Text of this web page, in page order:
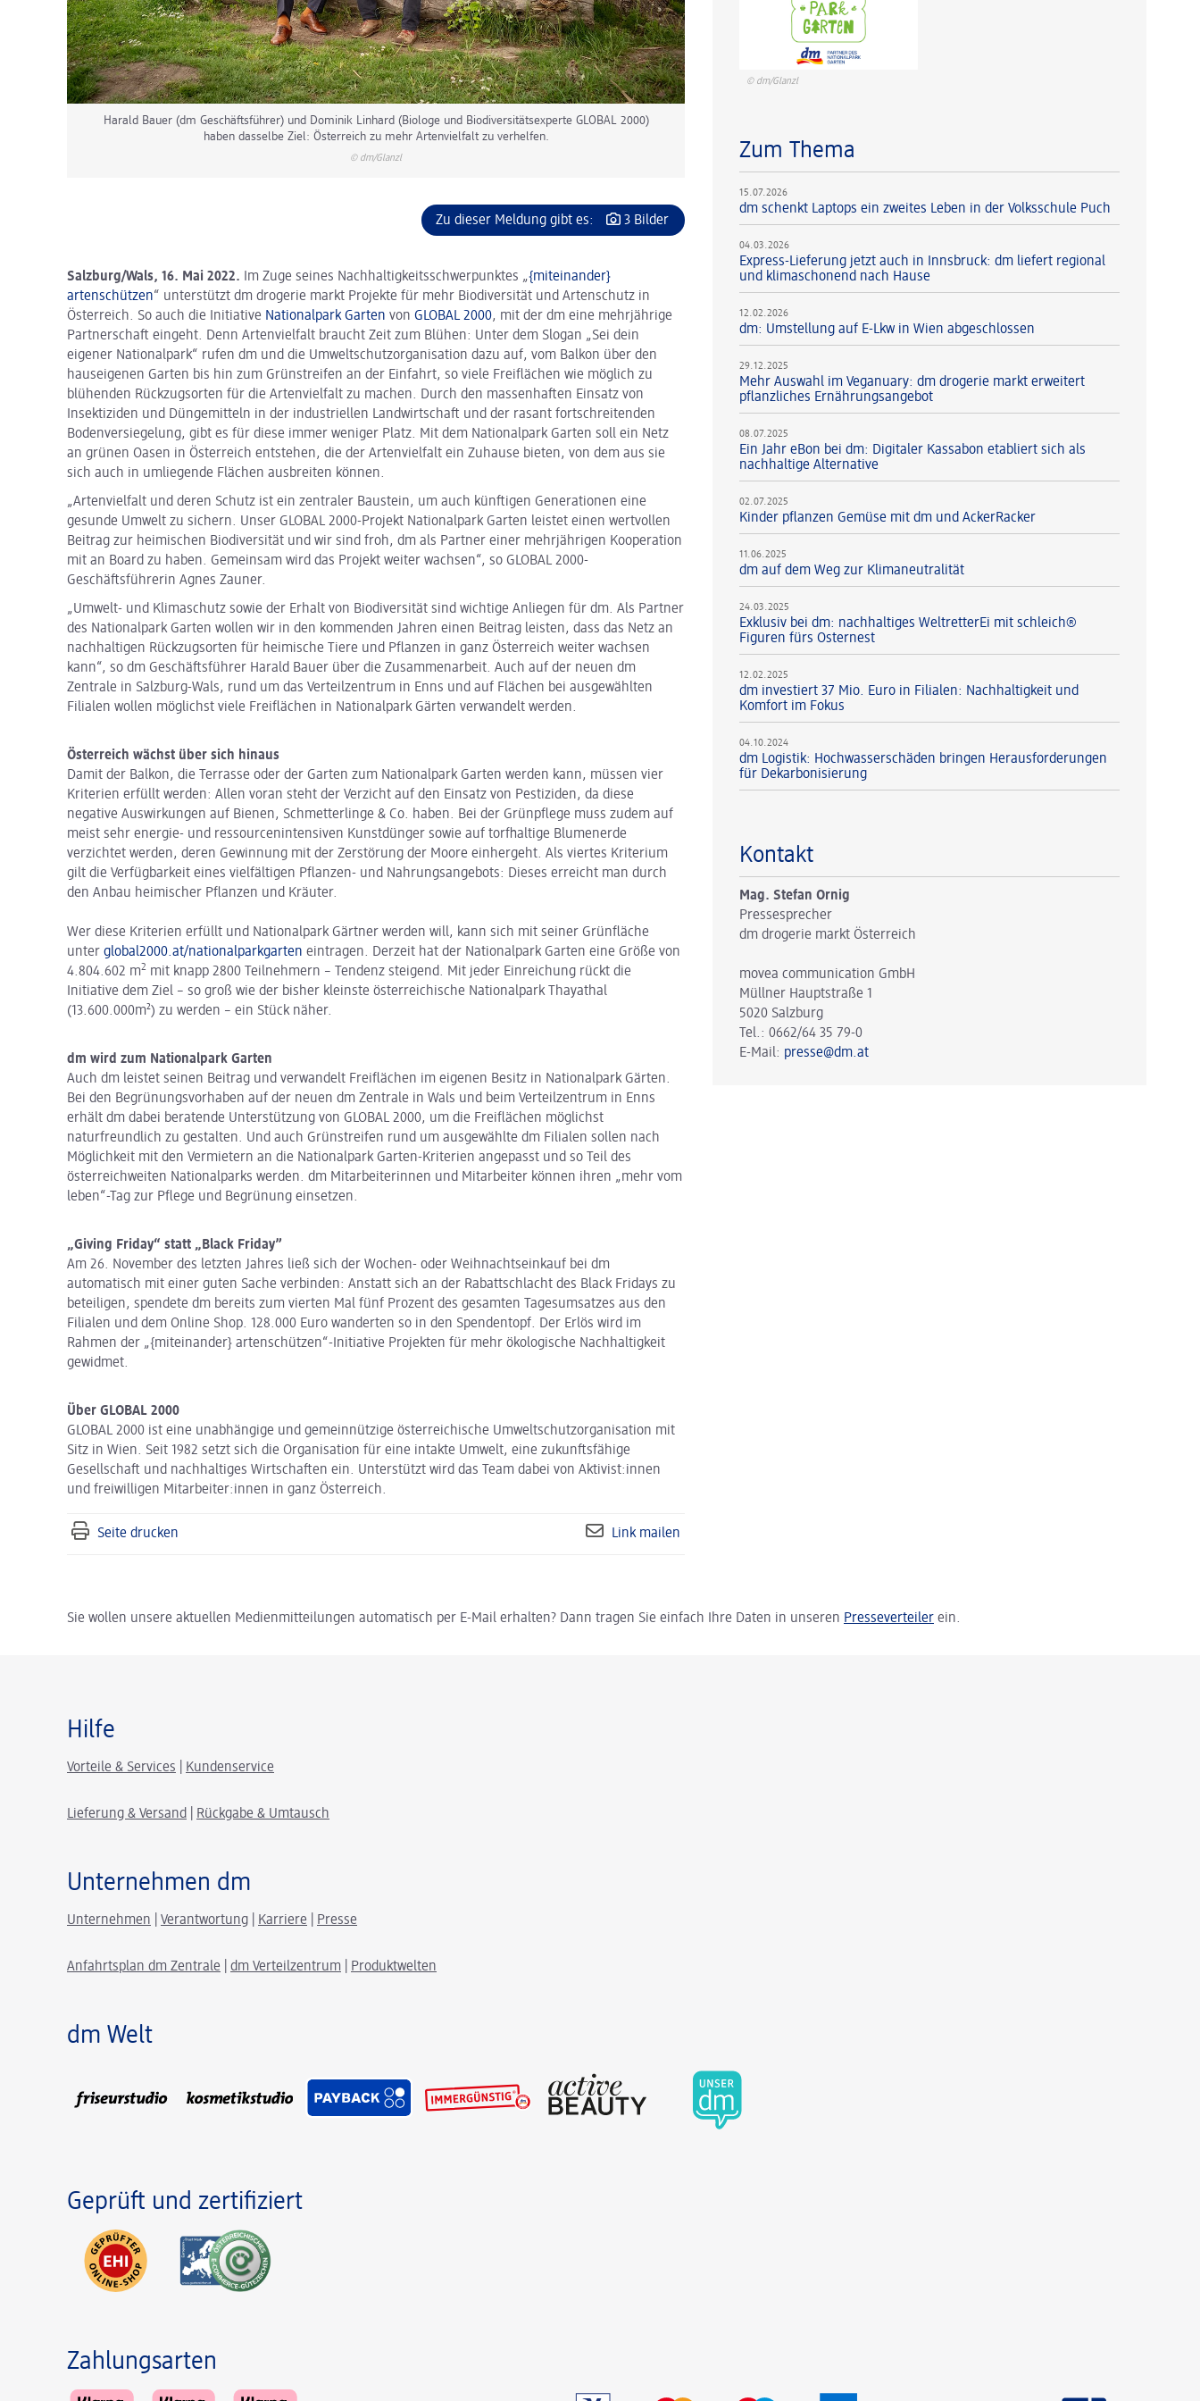
Harald Bauer (dm Geschäftsführer) und Dominik Linhard (Biologe und Biodiversitätsexperte GLOBAL 2000)
haben dasselbe Ziel: Österreich zu mehr Artenvielfalt zu verhelfen.
© dm/Glanzl
Zu dieser Meldung gibt es: 3 Bilder
Salzburg/Wals, 16. Mai 2022. Im Zuge seines Nachhaltigkeitsschwerpunktes „{miteinander}
artenschützen“ unterstützt dm drogerie markt Projekte für mehr Biodiversität und Artenschutz in
Österreich. So auch die Initiative Nationalpark Garten von GLOBAL 2000, mit der dm eine mehrjährige
Partnerschaft eingeht. Denn Artenvielfalt braucht Zeit zum Blühen: Unter dem Slogan „Sei dein
eigener Nationalpark“ rufen dm und die Umweltschutzorganisation dazu auf, vom Balkon über den
hauseigenen Garten bis hin zum Grünstreifen an der Einfahrt, so viele Freiflächen wie möglich zu
blühenden Rückzugsorten für die Artenvielfalt zu machen. Durch den massenhaften Einsatz von
Insektiziden und Düngemitteln in der industriellen Landwirtschaft und der rasant fortschreitenden
Bodenversiegelung, gibt es für diese immer weniger Platz. Mit dem Nationalpark Garten soll ein Netz
an grünen Oasen in Österreich entstehen, die der Artenvielfalt ein Zuhause bieten, von dem aus sie
sich auch in umliegende Flächen ausbreiten können.
„Artenvielfalt und deren Schutz ist ein zentraler Baustein, um auch künftigen Generationen eine
gesunde Umwelt zu sichern. Unser GLOBAL 2000-Projekt Nationalpark Garten leistet einen wertvollen
Beitrag zur heimischen Biodiversität und wir sind froh, dm als Partner einer mehrjährigen Kooperation
mit an Board zu haben. Gemeinsam wird das Projekt weiter wachsen“, so GLOBAL 2000-
Geschäftsführerin Agnes Zauner.
„Umwelt- und Klimaschutz sowie der Erhalt von Biodiversität sind wichtige Anliegen für dm. Als Partner
des Nationalpark Garten wollen wir in den kommenden Jahren einen Beitrag leisten, dass das Netz an
nachhaltigen Rückzugsorten für heimische Tiere und Pflanzen in ganz Österreich weiter wachsen
kann“, so dm Geschäftsführer Harald Bauer über die Zusammenarbeit. Auch auf der neuen dm
Zentrale in Salzburg-Wals, rund um das Verteilzentrum in Enns und auf Flächen bei ausgewählten
Filialen wollen möglichst viele Freiflächen in Nationalpark Gärten verwandelt werden.
Österreich wächst über sich hinaus
Damit der Balkon, die Terrasse oder der Garten zum Nationalpark Garten werden kann, müssen vier
Kriterien erfüllt werden: Allen voran steht der Verzicht auf den Einsatz von Pestiziden, da diese
negative Auswirkungen auf Bienen, Schmetterlinge & Co. haben. Bei der Grünpflege muss zudem auf
meist sehr energie- und ressourcenintensiven Kunstdünger sowie auf torfhaltige Blumenerde
verzichtet werden, deren Gewinnung mit der Zerstörung der Moore einhergeht. Als viertes Kriterium
gilt die Verfügbarkeit eines vielfältigen Pflanzen- und Nahrungsangebots: Dieses erreicht man durch
den Anbau heimischer Pflanzen und Kräuter.
Wer diese Kriterien erfüllt und Nationalpark Gärtner werden will, kann sich mit seiner Grünfläche
unter global2000.at/nationalparkgarten eintragen. Derzeit hat der Nationalpark Garten eine Größe von
4.804.602 m2 mit knapp 2800 Teilnehmern – Tendenz steigend. Mit jeder Einreichung rückt die
Initiative dem Ziel – so groß wie der bisher kleinste österreichische Nationalpark Thayathal
(13.600.000m²) zu werden – ein Stück näher.
dm wird zum Nationalpark Garten
Auch dm leistet seinen Beitrag und verwandelt Freiflächen im eigenen Besitz in Nationalpark Gärten.
Bei den Begrünungsvorhaben auf der neuen dm Zentrale in Wals und beim Verteilzentrum in Enns
erhält dm dabei beratende Unterstützung von GLOBAL 2000, um die Freiflächen möglichst
naturfreundlich zu gestalten. Und auch Grünstreifen rund um ausgewählte dm Filialen sollen nach
Möglichkeit mit den Vermietern an die Nationalpark Garten-Kriterien angepasst und so Teil des
österreichweiten Nationalparks werden. dm Mitarbeiterinnen und Mitarbeiter können ihren „mehr vom
leben“-Tag zur Pflege und Begrünung einsetzen.
„Giving Friday“ statt „Black Friday”
Am 26. November des letzten Jahres ließ sich der Wochen- oder Weihnachtseinkauf bei dm
automatisch mit einer guten Sache verbinden: Anstatt sich an der Rabattschlacht des Black Fridays zu
beteiligen, spendete dm bereits zum vierten Mal fünf Prozent des gesamten Tagesumsatzes aus den
Filialen und dem Online Shop. 128.000 Euro wanderten so in den Spendentopf. Der Erlös wird im
Rahmen der „{miteinander} artenschützen“-Initiative Projekten für mehr ökologische Nachhaltigkeit
gewidmet.
Über GLOBAL 2000
GLOBAL 2000 ist eine unabhängige und gemeinnützige österreichische Umweltschutzorganisation mit
Sitz in Wien. Seit 1982 setzt sich die Organisation für eine intakte Umwelt, eine zukunftsfähige
Gesellschaft und nachhaltiges Wirtschaften ein. Unterstützt wird das Team dabei von Aktivist:innen
und freiwilligen Mitarbeiter:innen in ganz Österreich.
Seite drucken Link mailen
© dm/Glanzl
Zum Thema
15.07.2026
dm schenkt Laptops ein zweites Leben in der Volksschule Puch
04.03.2026
Express-Lieferung jetzt auch in Innsbruck: dm liefert regional
und klimaschonend nach Hause
12.02.2026
dm: Umstellung auf E-Lkw in Wien abgeschlossen
29.12.2025
Mehr Auswahl im Veganuary: dm drogerie markt erweitert
pflanzliches Ernährungsangebot
08.07.2025
Ein Jahr eBon bei dm: Digitaler Kassabon etabliert sich als
nachhaltige Alternative
02.07.2025
Kinder pflanzen Gemüse mit dm und AckerRacker
11.06.2025
dm auf dem Weg zur Klimaneutralität
24.03.2025
Exklusiv bei dm: nachhaltiges WeltretterEi mit schleich®
Figuren fürs Osternest
12.02.2025
dm investiert 37 Mio. Euro in Filialen: Nachhaltigkeit und
Komfort im Fokus
04.10.2024
dm Logistik: Hochwasserschäden bringen Herausforderungen
für Dekarbonisierung
Kontakt
Mag. Stefan Ornig
Pressesprecher
dm drogerie markt Österreich
movea communication GmbH
Müllner Hauptstraße 1
5020 Salzburg
Tel.: 0662/64 35 79-0
E-Mail: presse@dm.at
Sie wollen unsere aktuellen Medienmitteilungen automatisch per E-Mail erhalten? Dann tragen Sie einfach Ihre Daten in unseren Presseverteiler ein.
Hilfe
Vorteile & Services Kundenservice
Lieferung & Versand Rückgabe & Umtausch
Unternehmen dm
Unternehmen Verantwortung Karriere Presse
Anfahrtsplan dm Zentrale dm Verteilzentrum Produktwelten
dm Welt
Geprüft und zertifiziert
Zahlungsarten